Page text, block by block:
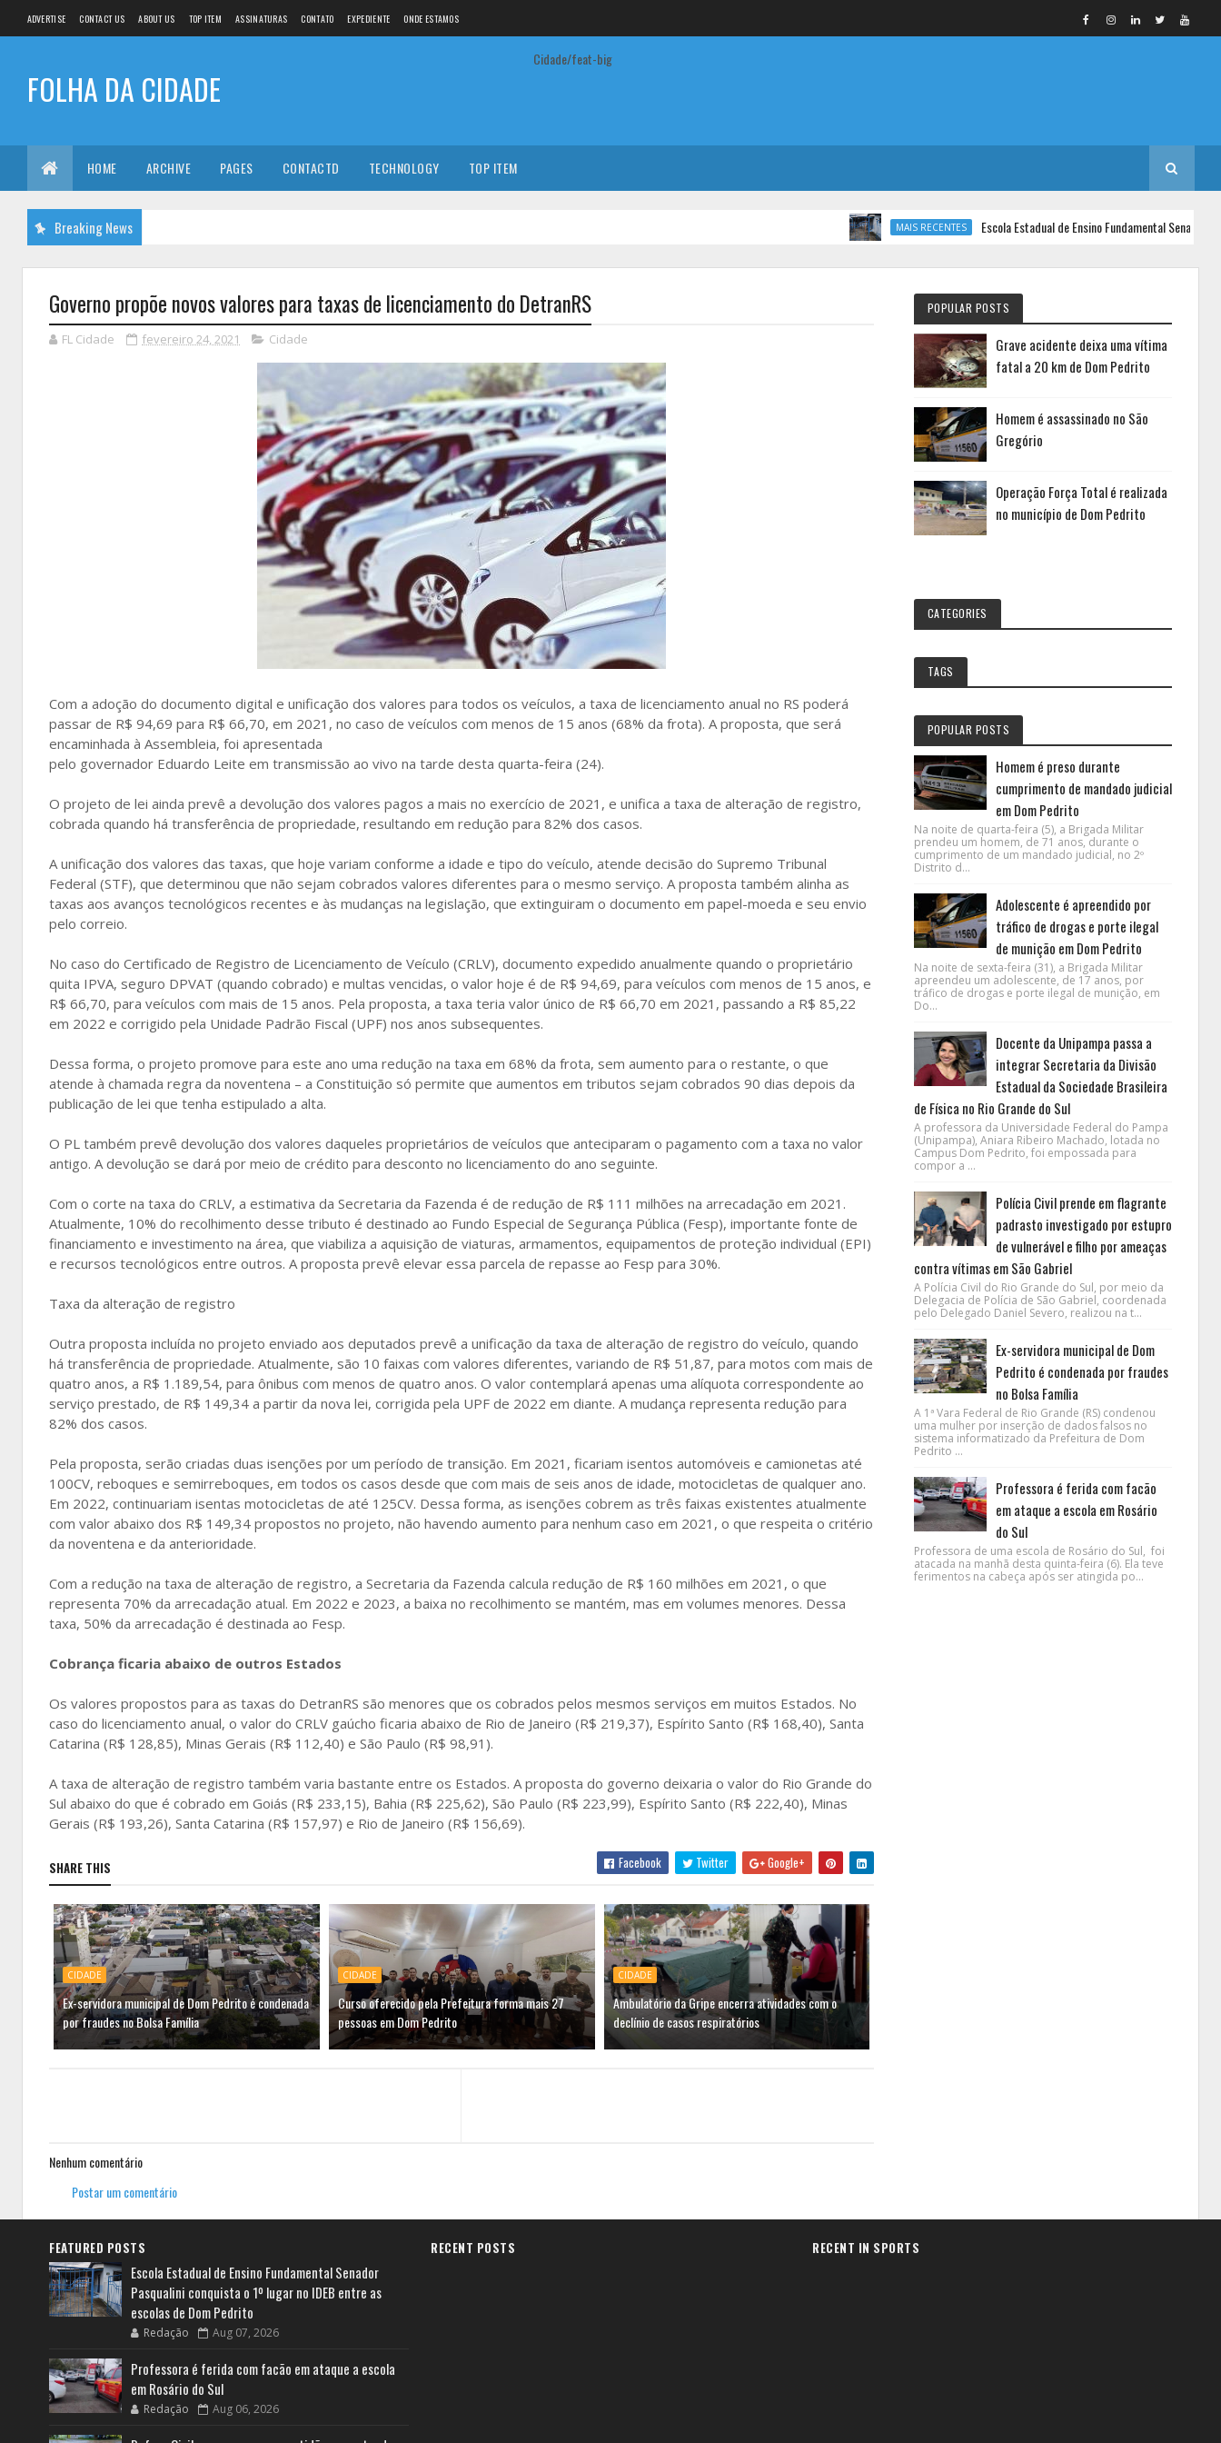
ADVERTISE CONTACT US ABOUT US TOP ITEM ASSINATURAS CONTATO EXPEDIENTE ONDE ESTAMOS
FOLHA DA CIDADE
Cidade/feat-big
HOME ARCHIVE PAGES CONTACTD TECHNOLOGY TOP ITEM
Breaking News MAIS RECENTES Escola Estadual de Ensino Fundamental Senador
Governo propõe novos valores para taxas de licenciamento do DetranRS
FL Cidade fevereiro 24, 2021 Cidade
Com a adoção do documento digital e unificação dos valores para todos os veículos, a taxa de licenciamento anual no RS poderá
passar de R$ 94,69 para R$ 66,70, em 2021, no caso de veículos com menos de 15 anos (68% da frota). A proposta, que será
encaminhada à Assembleia, foi apresentada
pelo governador Eduardo Leite em transmissão ao vivo na tarde desta quarta-feira (24).
O projeto de lei ainda prevê a devolução dos valores pagos a mais no exercício de 2021, e unifica a taxa de alteração de registro,
cobrada quando há transferência de propriedade, resultando em redução para 82% dos casos.
A unificação dos valores das taxas, que hoje variam conforme a idade e tipo do veículo, atende decisão do Supremo Tribunal
Federal (STF), que determinou que não sejam cobrados valores diferentes para o mesmo serviço. A proposta também alinha as
taxas aos avanços tecnológicos recentes e às mudanças na legislação, que extinguiram o documento em papel-moeda e seu envio
pelo correio.
No caso do Certificado de Registro de Licenciamento de Veículo (CRLV), documento expedido anualmente quando o proprietário
quita IPVA, seguro DPVAT (quando cobrado) e multas vencidas, o valor hoje é de R$ 94,69, para veículos com menos de 15 anos, e
R$ 66,70, para veículos com mais de 15 anos. Pela proposta, a taxa teria valor único de R$ 66,70 em 2021, passando a R$ 85,22
em 2022 e corrigido pela Unidade Padrão Fiscal (UPF) nos anos subsequentes.
Dessa forma, o projeto promove para este ano uma redução na taxa em 68% da frota, sem aumento para o restante, o que
atende à chamada regra da noventena – a Constituição só permite que aumentos em tributos sejam cobrados 90 dias depois da
publicação de lei que tenha estipulado a alta.
O PL também prevê devolução dos valores daqueles proprietários de veículos que anteciparam o pagamento com a taxa no valor
antigo. A devolução se dará por meio de crédito para desconto no licenciamento do ano seguinte.
Com o corte na taxa do CRLV, a estimativa da Secretaria da Fazenda é de redução de R$ 111 milhões na arrecadação em 2021.
Atualmente, 10% do recolhimento desse tributo é destinado ao Fundo Especial de Segurança Pública (Fesp), importante fonte de
financiamento e investimento na área, que viabiliza a aquisição de viaturas, armamentos, equipamentos de proteção individual (EPI)
e recursos tecnológicos entre outros. A proposta prevê elevar essa parcela de repasse ao Fesp para 30%.
Taxa da alteração de registro
Outra proposta incluída no projeto enviado aos deputados prevê a unificação da taxa de alteração de registro do veículo, quando
há transferência de propriedade. Atualmente, são 10 faixas com valores diferentes, variando de R$ 51,87, para motos com mais de
quatro anos, a R$ 1.189,54, para ônibus com menos de quatro anos. O valor contemplará apenas uma alíquota correspondente ao
serviço prestado, de R$ 149,34 a partir da nova lei, corrigida pela UPF de 2022 em diante. A mudança representa redução para
82% dos casos.
Pela proposta, serão criadas duas isenções por um período de transição. Em 2021, ficariam isentos automóveis e camionetas até
100CV, reboques e semirreboques, em todos os casos desde que com mais de seis anos de idade, motocicletas de qualquer ano.
Em 2022, continuariam isentas motocicletas de até 125CV. Dessa forma, as isenções cobrem as três faixas existentes atualmente
com valor abaixo dos R$ 149,34 propostos no projeto, não havendo aumento para nenhum caso em 2021, o que respeita o critério
da noventena e da anterioridade.
Com a redução na taxa de alteração de registro, a Secretaria da Fazenda calcula redução de R$ 160 milhões em 2021, o que
representa 70% da arrecadação atual. Em 2022 e 2023, a baixa no recolhimento se mantém, mas em volumes menores. Dessa
taxa, 50% da arrecadação é destinada ao Fesp.
Cobrança ficaria abaixo de outros Estados
Os valores propostos para as taxas do DetranRS são menores que os cobrados pelos mesmos serviços em muitos Estados. No
caso do licenciamento anual, o valor do CRLV gaúcho ficaria abaixo de Rio de Janeiro (R$ 219,37), Espírito Santo (R$ 168,40), Santa
Catarina (R$ 128,85), Minas Gerais (R$ 112,40) e São Paulo (R$ 98,91).
A taxa de alteração de registro também varia bastante entre os Estados. A proposta do governo deixaria o valor do Rio Grande do
Sul abaixo do que é cobrado em Goiás (R$ 233,15), Bahia (R$ 225,62), São Paulo (R$ 223,99), Espírito Santo (R$ 222,40), Minas
Gerais (R$ 193,26), Santa Catarina (R$ 157,97) e Rio de Janeiro (R$ 156,69).
SHARE THIS Facebook Twitter Google+
CIDADE
Ex-servidora municipal de Dom Pedrito é condenada
por fraudes no Bolsa Família
CIDADE
Curso oferecido pela Prefeitura forma mais 27
pessoas em Dom Pedrito
CIDADE
Ambulatório da Gripe encerra atividades com o
declínio de casos respiratórios
Nenhum comentário
Postar um comentário
POPULAR POSTS
Grave acidente deixa uma vítima
fatal a 20 km de Dom Pedrito
Homem é assassinado no São
Gregório
Operação Força Total é realizada
no município de Dom Pedrito
CATEGORIES
TAGS
POPULAR POSTS
Homem é preso durante
cumprimento de mandado judicial
em Dom Pedrito
Na noite de quarta-feira (5), a Brigada Militar
prendeu um homem, de 71 anos, durante o
cumprimento de um mandado judicial, no 2º
Distrito d...
Adolescente é apreendido por
tráfico de drogas e porte ilegal
de munição em Dom Pedrito
Na noite de sexta-feira (31), a Brigada Militar
apreendeu um adolescente, de 17 anos, por
tráfico de drogas e porte ilegal de munição, em
Do...
Docente da Unipampa passa a
integrar Secretaria da Divisão
Estadual da Sociedade Brasileira
de Física no Rio Grande do Sul
A professora da Universidade Federal do Pampa
(Unipampa), Aniara Ribeiro Machado, lotada no
Campus Dom Pedrito, foi empossada para
compor a ...
Polícia Civil prende em flagrante
padrasto investigado por estupro
de vulnerável e filho por ameaças
contra vítimas em São Gabriel
A Polícia Civil do Rio Grande do Sul, por meio da
Delegacia de Polícia de São Gabriel, coordenada
pelo Delegado Daniel Severo, realizou na t...
Ex-servidora municipal de Dom
Pedrito é condenada por fraudes
no Bolsa Família
A 1ª Vara Federal de Rio Grande (RS) condenou
uma mulher por inserção de dados falsos no
sistema informatizado da Prefeitura de Dom
Pedrito ...
Professora é ferida com facão
em ataque a escola em Rosário
do Sul
Professora de uma escola de Rosário do Sul, foi
atacada na manhã desta quinta-feira (6). Ela teve
ferimentos na cabeça após ser atingida po...
FEATURED POSTS
Escola Estadual de Ensino Fundamental Senador
Pasqualini conquista o 1º lugar no IDEB entre as
escolas de Dom Pedrito
Redação Aug 07, 2026
Professora é ferida com facão em ataque a escola
em Rosário do Sul
Redação Aug 06, 2026
RECENT POSTS RECENT IN SPORTS